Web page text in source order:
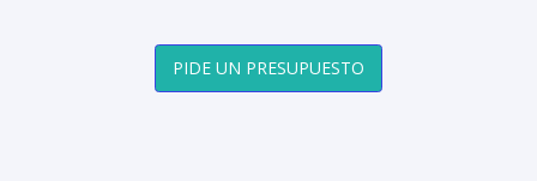
PIDE UN PRESUPUESTO